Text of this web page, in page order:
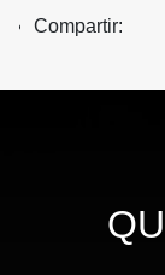
Compartir: